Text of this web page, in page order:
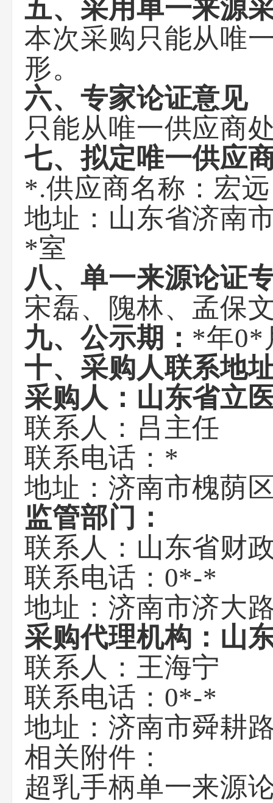
五、采用单一来源
本次采购只能从唯
形。
六、专家论证意见
只能从唯一供应商
七、拟定唯一供应
*.供应商名称：宏
地址：山东省济南
*室
八、单一来源论证
宋磊、隗林、孟保
九、公示期： *年0*
十、采购人联系地
采购人： 山东省立
联系人： 吕主任
联系电话： *
地址： 济南市槐荫
监管部门：
联系人：山东省财
联系电话：0*-*
地址：济南市济大
采购代理机构： 山
联系人： 王海宁
联系电话： 0*-*
地址： 济南市舜耕
相关附件：
超乳手柄单一来源